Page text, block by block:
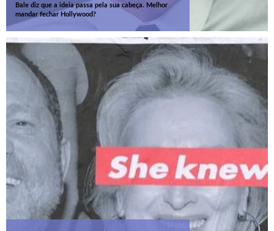
Bale diz que a ideia passa pela sua cabeça. Melhor
mandar fechar Hollywood?